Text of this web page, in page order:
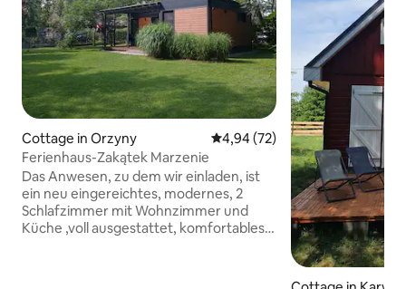
Cottage in Orzyny Durchschnittliche Bewertung:
4,94 (72)
Ferienhaus-Zakątek Marzenie
Das Anwesen, zu dem wir einladen, ist
ein neu eingereichtes, modernes, 2
Schlafzimmer mit Wohnzimmer und
Küche ,voll ausgestattet, komfortables